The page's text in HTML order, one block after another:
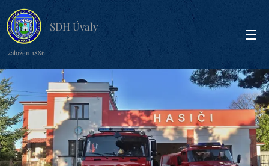
SDH Úvaly
založen 1886